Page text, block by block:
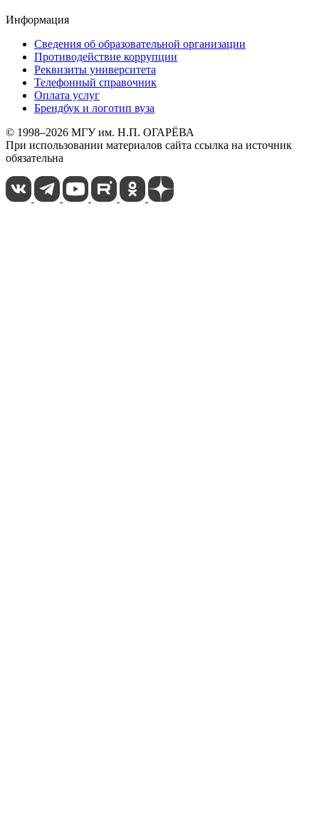
Информация
Сведения об образовательной организации
Противодействие коррупции
Реквизиты университета
Телефонный справочник
Оплата услуг
Брендбук и логотип вуза
© 1998–2026 МГУ им. Н.П. ОГАРЁВА
При использовании материалов сайта ссылка на источник
обязательна